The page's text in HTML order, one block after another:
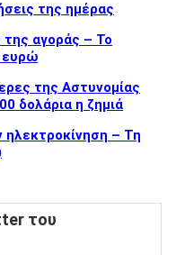
της ημέρας
αγοράς – Το
ευρώ
της Αστυνομίας
δολάρια η ζημιά
ηλεκτροκίνηση – Τη
του